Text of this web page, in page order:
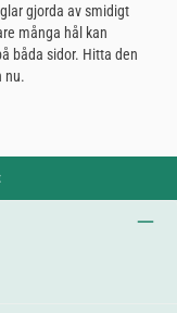
gjorda av smidigt
många hål kan
båda sidor. Hitta den
nu.